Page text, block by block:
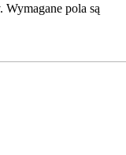
Wymagane pola są